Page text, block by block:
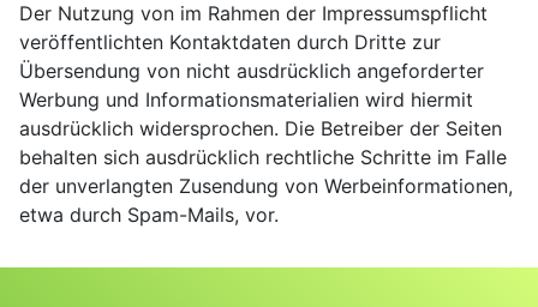
Der Nutzung von im Rahmen der Impressumspflicht
veröffentlichten Kontaktdaten durch Dritte zur
Übersendung von nicht ausdrücklich angeforderter
Werbung und Informationsmaterialien wird hiermit
ausdrücklich widersprochen. Die Betreiber der Seiten
behalten sich ausdrücklich rechtliche Schritte im Falle
der unverlangten Zusendung von Werbeinformationen,
etwa durch Spam-Mails, vor.